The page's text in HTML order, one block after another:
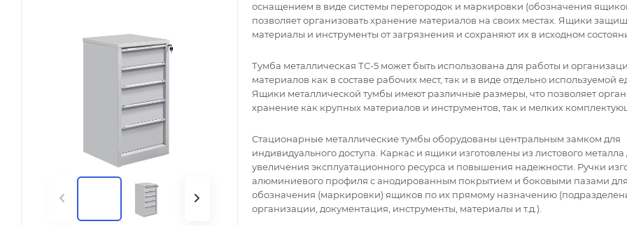
оснащением в виде системы перегородок и маркировки (обозначения
позволяет организовать хранение материалов на своих местах. Ящики
материалы и инструменты от загрязнения и сохраняют их в исходном
Тумба металлическая ТС-5 может быть использована для работы и
материалов как в составе рабочих мест, так и в виде отдельно используемой
Ящики металлической тумбы имеют различные размеры, что позволяет
хранение как крупных материалов и инструментов, так и мелких
Стационарные металлические тумбы оборудованы центральным замком для
индивидуального доступа. Каркас и ящики изготовлены из листового металла
увеличения эксплуатационного ресурса и повышения надежности. Ручки
алюминиевого профиля с анодированным покрытием и боковыми пазами для
обозначения (маркировки) ящиков по их прямому назначению
организации, документация, инструменты, материалы и т.д.).